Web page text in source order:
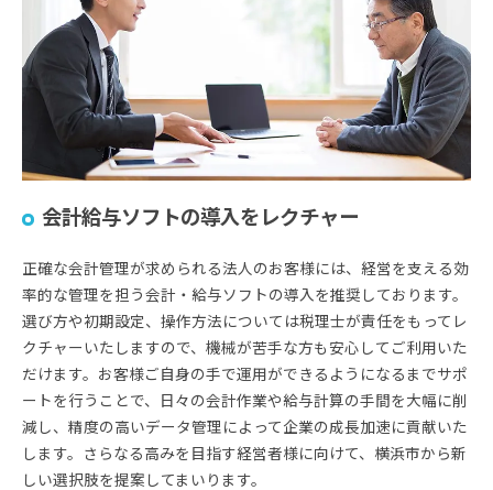
会計給与ソフトの導入をレクチャー
正確な会計管理が求められる法人のお客様には、経営を支える効
率的な管理を担う会計・給与ソフトの導入を推奨しております。
選び方や初期設定、操作方法については税理士が責任をもってレ
クチャーいたしますので、機械が苦手な方も安心してご利用いた
だけます。お客様ご自身の手で運用ができるようになるまでサポ
ートを行うことで、日々の会計作業や給与計算の手間を大幅に削
減し、精度の高いデータ管理によって企業の成長加速に貢献いた
します。さらなる高みを目指す経営者様に向けて、横浜市から新
しい選択肢を提案してまいります。